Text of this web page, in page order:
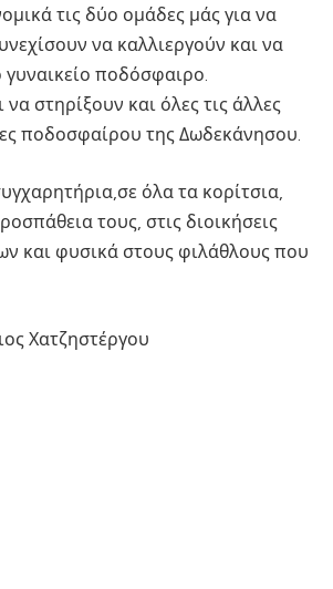
τις δύο ομάδες μάς για να
να καλλιεργούν και να
ποδόσφαιρο.
στηρίξουν και όλες τις άλλες
ποδοσφαίρου της Δωδεκάνησου.
όλα τα κορίτσια,
τους, στις διοικήσεις
και φυσικά στους φιλάθλους που
Χατζηστέργου